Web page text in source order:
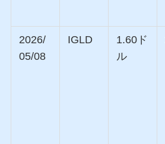
2026/
05/08
IGLD
1.60ド
ル